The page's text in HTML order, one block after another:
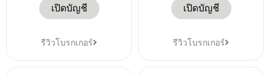
เปิดบัญชี
รีวิวโบรกเกอร์
เปิดบัญชี
รีวิวโบรกเกอร์